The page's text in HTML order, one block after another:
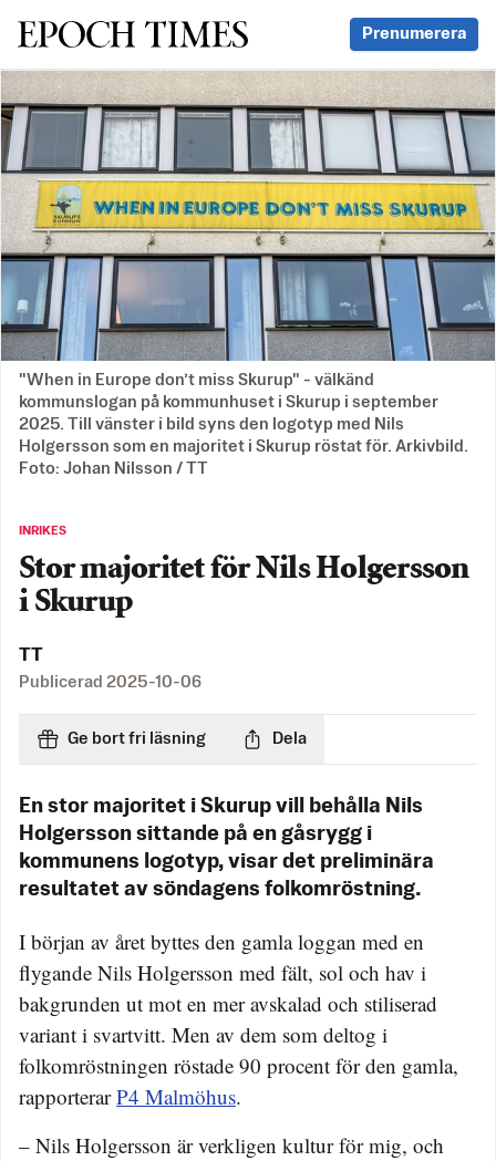
Svenska Epoch Times Prenumerera
"When in Europe don’t miss Skurup" - välkänd
kommunslogan på kommunhuset i Skurup i september
2025. Till vänster i bild syns den logotyp med Nils
Holgersson som en majoritet i Skurup röstat för. Arkivbild.
Foto: Johan Nilsson / TT
INRIKES
Stor majoritet för Nils Holgersson
i Skurup
TT
Publicerad 2025-10-06
Ge bort fri läsning Dela
En stor majoritet i Skurup vill behålla Nils
Holgersson sittande på en gåsrygg i
kommunens logotyp, visar det preliminära
resultatet av söndagens folkomröstning.
I början av året byttes den gamla loggan med en
flygande Nils Holgersson med fält, sol och hav i
bakgrunden ut mot en mer avskalad och stiliserad
variant i svartvitt. Men av dem som deltog i
folkomröstningen röstade 90 procent för den gamla,
rapporterarP4 Malmöhus.
– Nils Holgersson är verkligen kultur för mig, och